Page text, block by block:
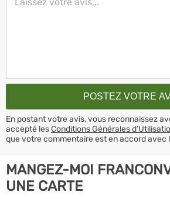
En postant votre avis, vous reconnaissez
accepté lesConditions Générales
que votre commentaire est en accord avec
MANGEZ-MOI
UNE CARTE